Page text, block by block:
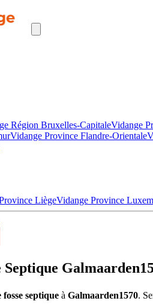
Région Bruxelles-CapitaleVidange
Vidange Province Flandre-Orientale
LiègeVidange Province
Septique
fosse septique à Galmaarden1570.